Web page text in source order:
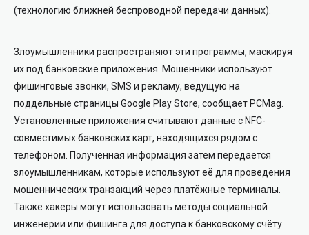
(технологию ближней беспроводной передачи данных).
Злоумышленники распространяют эти программы, маскируя
их под банковские приложения. Мошенники используют
фишинговые звонки, SMS и рекламу, ведущую на
поддельные страницы Google Play Store, сообщает PCMag.
Установленные приложения считывают данные с NFC-
совместимых банковских карт, находящихся рядом с
телефоном. Полученная информация затем передается
злоумышленникам, которые используют её для проведения
мошеннических транзакций через платёжные терминалы.
Также хакеры могут использовать методы социальной
инженерии или фишинга для доступа к банковскому счёту